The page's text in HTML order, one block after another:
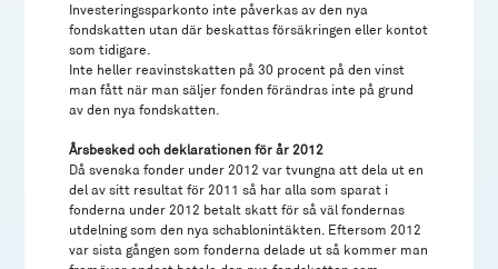
Investeringssparkonto inte påverkas av den nya
fondskatten utan där beskattas försäkringen eller kontot
som tidigare.
Inte heller reavinstskatten på 30 procent på den vinst
man fått när man säljer fonden förändras inte på grund
av den nya fondskatten.
Årsbesked och deklarationen för år 2012
Då svenska fonder under 2012 var tvungna att dela ut en
del av sitt resultat för 2011 så har alla som sparat i
fonderna under 2012 betalt skatt för så väl fondernas
utdelning som den nya schablonintäkten. Eftersom 2012
var sista gången som fonderna delade ut så kommer man